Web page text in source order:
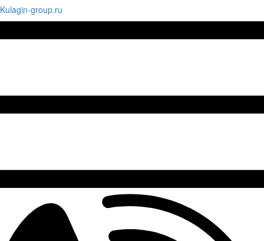
Kulagin-group.ru